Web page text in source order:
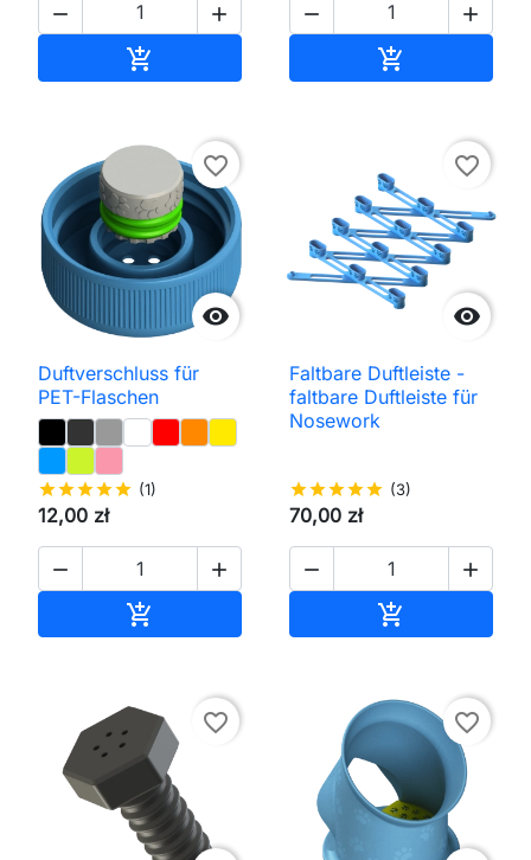
 

 


favorite_border
Duftverschluss für
PET-Flaschen
starstarstarstarstar (1)
12,00 zł
 


favorite_border
Faltbare Duftleiste -
faltbare Duftleiste für
Nosework
starstarstarstarstar (3)
70,00 zł
 

favorite_border favorite_border